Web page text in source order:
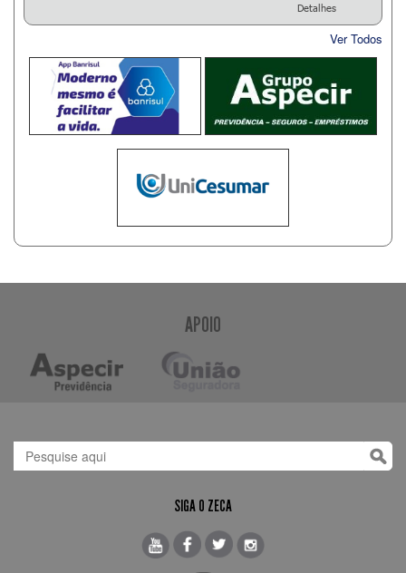
Detalhes
Ver Todos
APOIO
SIGA O ZECA